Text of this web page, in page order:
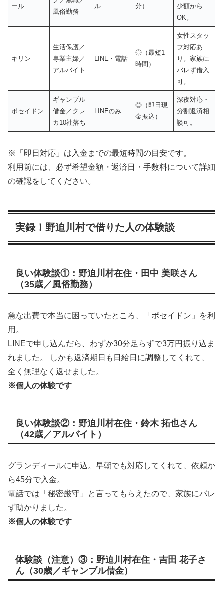
ール
風俗勤務
ル 分）
少額から
OK。
キリン
生活保護／
専業主婦／
アルバイト
LINE・電話
◎（最短1
時間）
女性スタッ
フ対応あ
り。家族に
バレず借入
可。
ポセイドン
ギャンブル
借金／クレ
カ10社落ち
LINEのみ
◎（即日現
金振込）
深夜対応・
分割返済相
談可。
※「即日対応」は入金までの最短時間の目安です。
利用前には、必ず希望金額・返済日・手数料について詳細
の確認をしてください。
実録！野迫川村で借りた人の体験談
良い体験談①：野迫川村在住・田中 美咲さん
（35歳／風俗勤務）
急な出費で本当に困っていたところ、「ポセイドン」を利
用。
LINEで申し込んだら、わずか30分足らずで3万円振り込ま
れました。 しかも返済期日も日給日に調整してくれて、
全く無理なく返せました。
※個人の体験です
良い体験談②：野迫川村在住・鈴木 拓也さん
（42歳／アルバイト）
グランディールに申込。早朝でも対応してくれて、依頼か
ら45分で入金。
電話では「秘密厳守」と言ってもらえたので、家族にバレ
ず助かりました。
※個人の体験です
体験談（注意）③：野迫川村在住・吉田 花子さ
ん（30歳／ギャンブル借金）